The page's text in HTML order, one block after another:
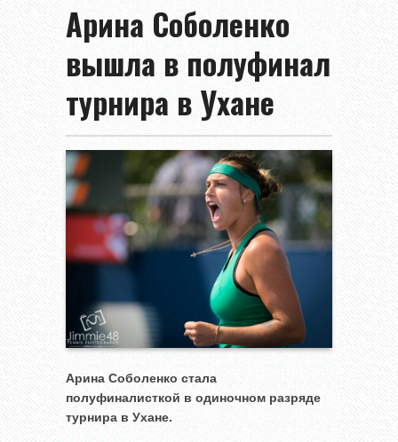
Арина Соболенко
вышла в полуфинал
турнира в Ухане
Арина Соболенко стала
полуфиналисткой в одиночном разряде
турнира в Ухане.